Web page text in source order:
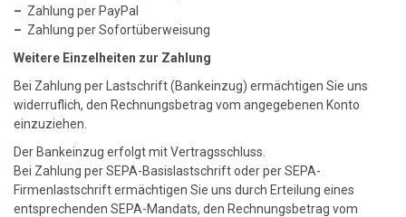
– Zahlung per PayPal
– Zahlung per Sofortüberweisung
Weitere Einzelheiten zur Zahlung
Bei Zahlung per Lastschrift (Bankeinzug) ermächtigen Sie uns
widerruflich, den Rechnungsbetrag vom angegebenen Konto
einzuziehen.
Der Bankeinzug erfolgt mit Vertragsschluss.
Bei Zahlung per SEPA-Basislastschrift oder per SEPA-
Firmenlastschrift ermächtigen Sie uns durch Erteilung eines
entsprechenden SEPA-Mandats, den Rechnungsbetrag vom